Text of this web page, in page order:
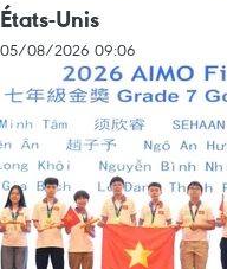
États-Unis
05/08/2026 09:06